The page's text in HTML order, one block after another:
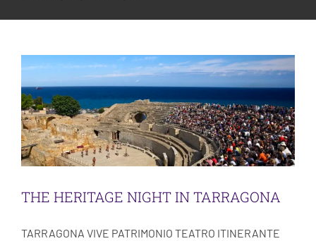
THE HERITAGE NIGHT IN TARRAGONA
TARRAGONA VIVE PATRIMONIO TEATRO ITINERANTE